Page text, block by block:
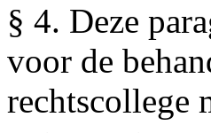
§ 4. Deze
voor de
rechtscollege